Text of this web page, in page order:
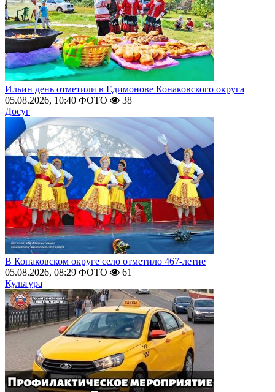
Ильин день отметили в Едимонове Конаковского округа
05.08.2026, 10:40 ФОТО
38
Досуг
В Конаковском округе село отметило 467-летие
05.08.2026, 08:29 ФОТО
61
Культура